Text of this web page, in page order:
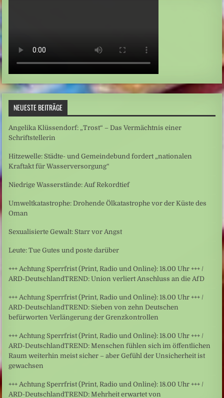
NEUESTE BEITRÄGE
Angelika Klüssendorf: „Trost“ – Das Vermächtnis einer
Schriftstellerin
Hitzewelle: Städte- und Gemeindebund fordert „nationalen
Kraftakt für Wasserversorgung“
Niedrige Wasserstände: Auf Rekordtief
Umweltkatastrophe: Drohende Ölkatastrophe vor der Küste des
Oman
Sexualisierte Gewalt: Starr vor Angst
Leute: Tue Gutes und poste darüber
+++ Achtung Sperrfrist (Print, Radio und Online): 18.00 Uhr +++ /
ARD-DeutschlandTREND: Union verliert Anschluss an die AfD
+++ Achtung Sperrfrist (Print, Radio und Online): 18.00 Uhr +++ /
ARD-DeutschlandTREND: Sieben von zehn Deutschen
befürworten Verlängerung der Grenzkontrollen
+++ Achtung Sperrfrist (Print, Radio und Online): 18.00 Uhr +++ /
ARD-DeutschlandTREND: Menschen fühlen sich im öffentlichen
Raum weiterhin meist sicher – aber Gefühl der Unsicherheit ist
gewachsen
+++ Achtung Sperrfrist (Print, Radio und Online): 18.00 Uhr +++ /
ARD-DeutschlandTREND: Mehrheit erwartet von